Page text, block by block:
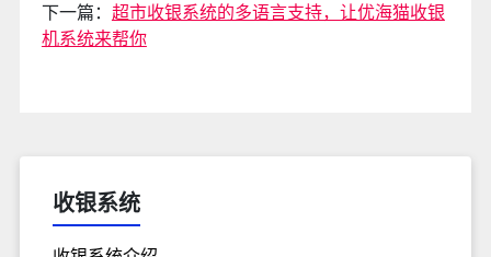
下一篇： 超市收银系统的多语言支持，让优海猫收银
机系统来帮你
收银系统